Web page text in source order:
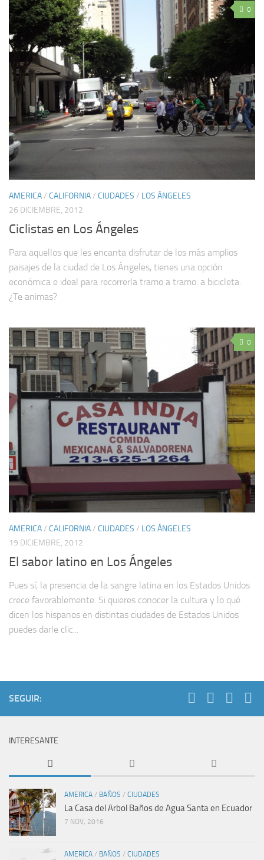
0
AMERICA/ CALIFORNIA/ CIUDADES / LOS ÁNGELES
26 DICIEMBRE, 2012
Ciclistas en Los Ángeles
Para aquellos que les encanta disfrutar de los más amplios
paisajes de la ciudad de Los Ángeles, tienes una opción
económica e ideal para recorrerla tramo a tramo: a bicicleta.
¿Te animas?
0
AMERICA/ CALIFORNIA/ CIUDADES / LOS ÁNGELES
19 DICIEMBRE, 2012
El sabor latino en Los Ángeles
Pues sí, la presencia de la sangre latina en los Estados Unidos
crece favorablemente. Si quieres conocer la cultura y lo qué
dicen los hispanos en distintas ciudades de Estados Unidos
puedes darle clic...
SEGUIR:
INTERESANTE
AMERICA / BAÑOS / CIUDADES
La Casa del Arbol Baños de Agua Santa en Ecuador
7 NOV, 2016
AMERICA / BAÑOS / CIUDADES